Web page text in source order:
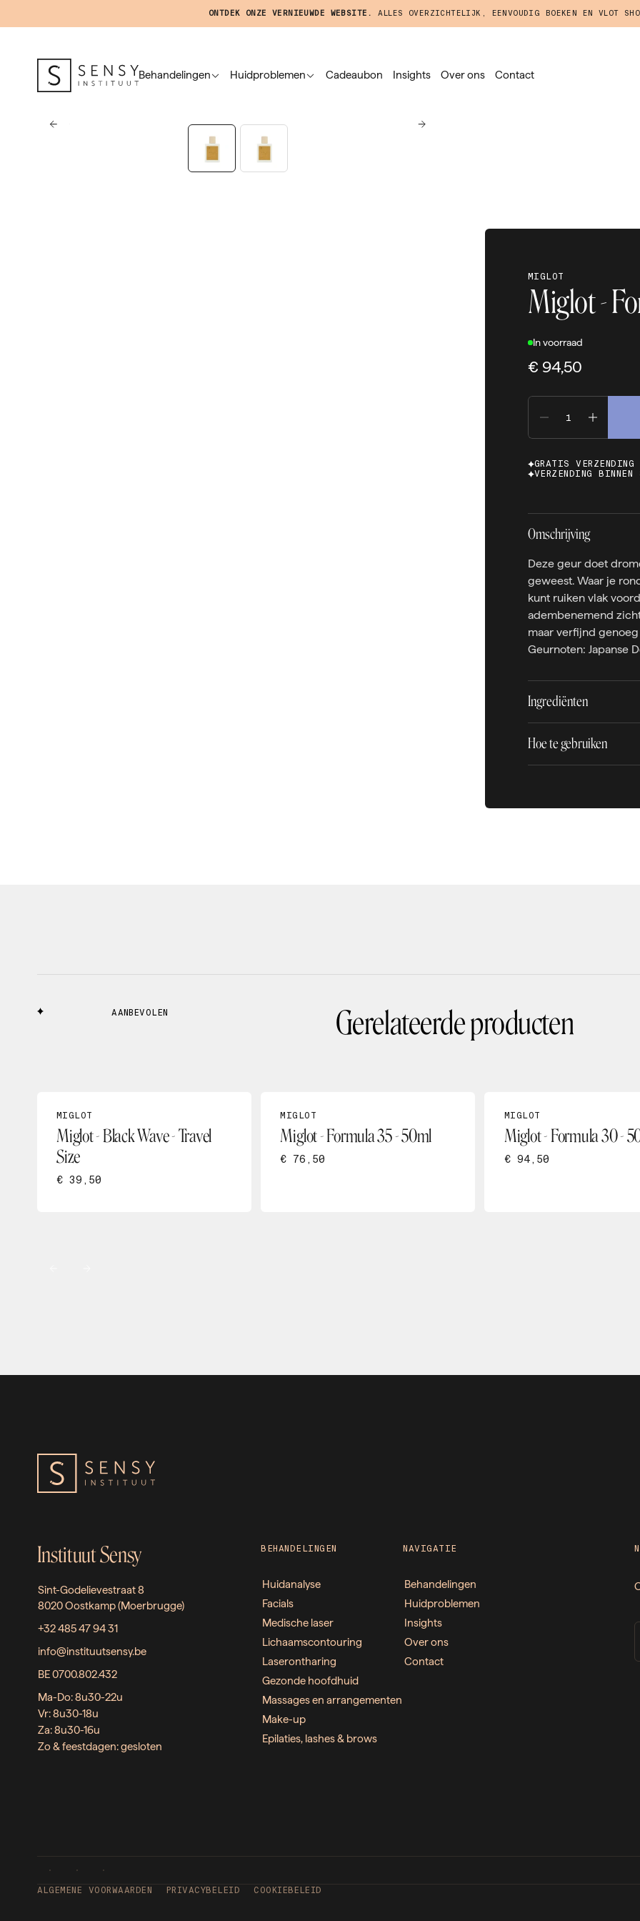
ONTDEK ONZE VERNIEUWDE WEBSITE. ALLES OVERZICHTELIJK, EENVOUDIG BOEKEN EN VLOT
Behandelingen Huidproblemen Cadeaubon Insights Over ons Contact
MIGLOT
Miglot -
In voorraad
€ 94,50
GRATIS
VERZENDING BINNEN
Omschrijving
Deze geur doet
geweest. Waar je
kunt ruiken vlak
adembenemend
maar verfijnd
Geurnoten: Japanse
Ingrediënten
Hoe te gebruiken
AANBEVOLEN Gerelateerde producten
MIGLOT
Miglot - Black Wave - Travel
Size
€ 39,50
MIGLOT
Miglot - Formula 35 - 50ml
€ 76,50
MIGLOT
Miglot - Formula 30 -
€ 94,50
Instituut Sensy
Sint-Godelievestraat 8
8020 Oostkamp (Moerbrugge)
+32 485 47 94 31
info@instituutsensy.be
BE 0700.802.432
Ma-Do: 8u30-22u
Vr: 8u30-18u
Za: 8u30-16u
Zo & feestdagen: gesloten
BEHANDELINGEN
Huidanalyse
Facials
Medische laser
Lichaamscontouring
Laserontharing
Gezonde hoofdhuid
Massages en arrangementen
Make-up
Epilaties, lashes & brows
NAVIGATIE
Behandelingen
Huidproblemen
Insights
Over ons
Contact
ALGEMENE VOORWAARDEN PRIVACYBELEID COOKIEBELEID